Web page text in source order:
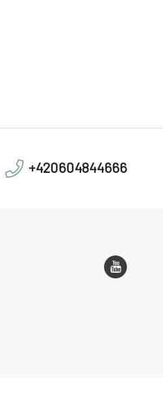
+420604844666